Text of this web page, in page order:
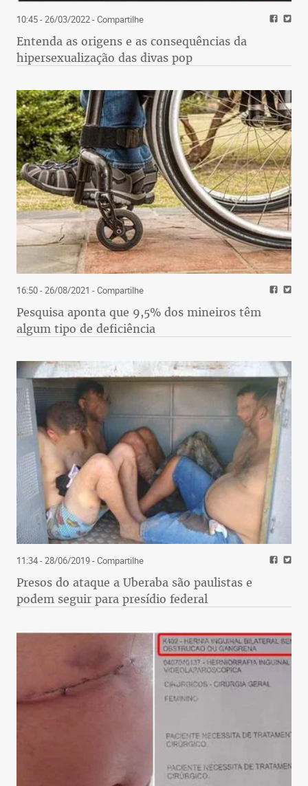
10:45 - 26/03/2022- Compartilhe
Entenda as origens e as consequências da
hipersexualização das divas pop
16:50 - 26/08/2021 - Compartilhe
Pesquisa aponta que 9,5% dos mineiros têm
algum tipo de deficiência
11:34 - 28/06/2019- Compartilhe
Presos do ataque a Uberaba são paulistas e
podem seguir para presídio federal